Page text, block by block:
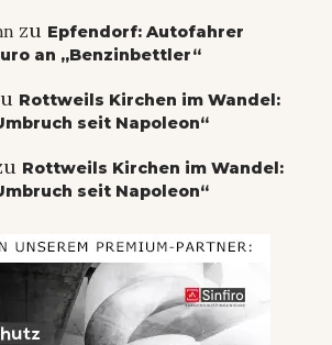
zu Epfendorf: Autofahrer
an „Benzinbettler“
Rottweils Kirchen im Wandel:
seit Napoleon“
Rottweils Kirchen im Wandel:
seit Napoleon“